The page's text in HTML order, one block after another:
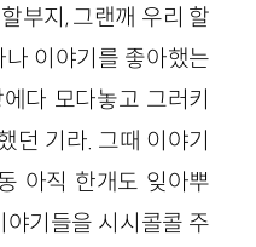
부지, 그랜깨 우리 할
이야기를 좋아했는
다 모다놓고 그러키
던 기라. 그때 이야기
아직 한개도 잊아뿌
야기들을 시시콜콜 주